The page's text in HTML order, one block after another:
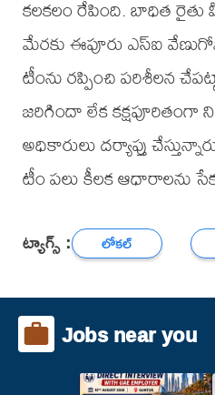
కలకలం రేపింది. బాధిత
మేరకు ఈపూరు ఎస్‌ఐ
టీంను రప్పించి పరిశీలన
జరిగిందా లేక కక్షపూరితంగా
అధికారులు దర్యాప్తు
టీం పలు కీలక ఆధారాలను
ట్యాగ్స్ : లోకల్
Jobs near you